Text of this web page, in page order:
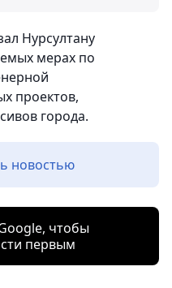
Нурсултану
мерах по
проектов,
города.
новостью
чтобы
первым